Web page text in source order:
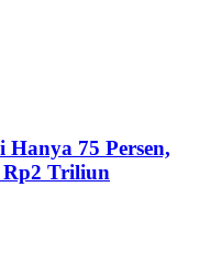
75 Persen,
Rp2 Triliun